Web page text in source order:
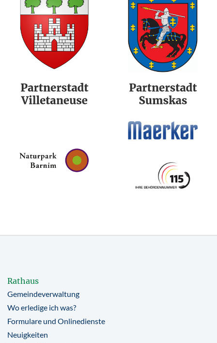
Rathaus
Gemeindeverwaltung
Wo erledige ich was?
Formulare und Onlinedienste
Neuigkeiten